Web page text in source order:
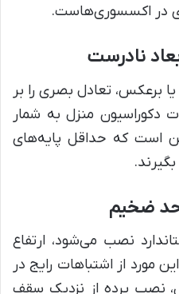
در اکسسوری‌هاست.
یا برعکس، تعادل بصری را بر
دکوراسیون منزل به شمار
است که حداقل پایه‌های
نصب می‌شود، ارتفاع
مورد از اشتباهات رایج در
نصب پرده از نزدیک سقف